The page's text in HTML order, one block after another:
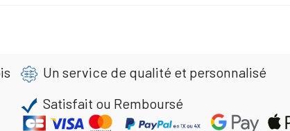
Un service de qualité et personnalisé
Satisfait ou Remboursé